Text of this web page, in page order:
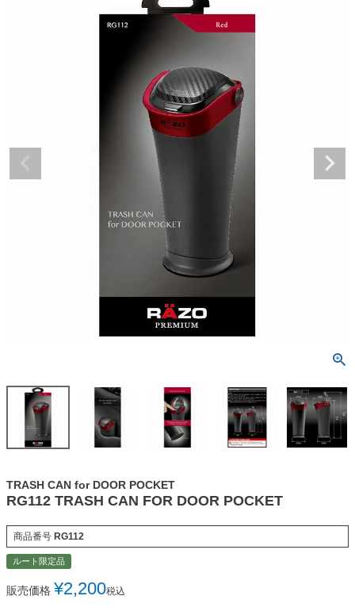
TRASH CAN for DOOR POCKET
RG112 TRASH CAN FOR DOOR POCKET
商品番号 RG112
ルート限定品
販売価格 ¥2,200税込